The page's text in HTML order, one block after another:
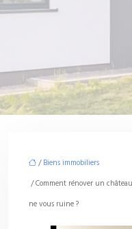
/Biens immobiliers
/ Comment rénover un
ne vous ruine ?